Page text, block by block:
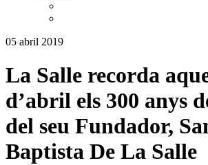
05 abril 2019
La Salle recorda
d’abril els 300 anys
del seu Fundador,
Baptista De La Salle